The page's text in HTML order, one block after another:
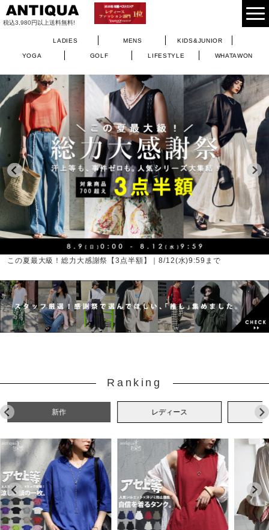
税込3,980円以上送料無料!
LADIES MENS KIDS&JUNIOR
YOGA GOLF LIFESTYLE WHATAWON
この夏最大級！総力大感謝祭【3点半額】｜8/12(水)9:59まで
Ranking
新作 レディース